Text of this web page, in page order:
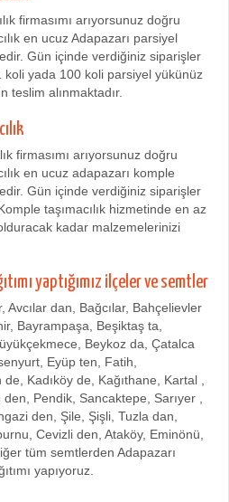
firmasımı arıyorsunuz doğru
en ucuz Adapazarı parsiyel
Gün içinde verdiğiniz siparişler
koli yada 100 koli parsiyel yükünüz
teslim alınmaktadır.
firmasımı arıyorsunuz doğru
en ucuz adapazarı komple
Gün içinde verdiğiniz siparişler
taşımacılık hizmetinde en az
kadar malzemelerinizi
yaptığımız ilçeler ve semtler
Avcılar dan, Bağcılar, Bahçelievler
Bayrampaşa, Beşiktaş ta,
Beykoz da, Çatalca
Eyüp ten, Fatih,
Kadıköy de, Kağıthane, Kartal ,
Pendik, Sancaktepe, Sarıyer ,
den, Şile, Şişli, Tuzla dan,
Cevizli den, Ataköy, Eminönü,
tüm semtlerden Adapazarı
yapıyoruz.